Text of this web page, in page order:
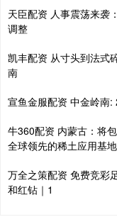
天臣配资 人事震荡来袭
调整
凯丰配资 从寸头到法式
南
宣鱼金服配资 中金岭南
牛360配资 内蒙古：将
全球领先的稀土应用基地
万全之策配资 免费竞彩
和红钻｜1